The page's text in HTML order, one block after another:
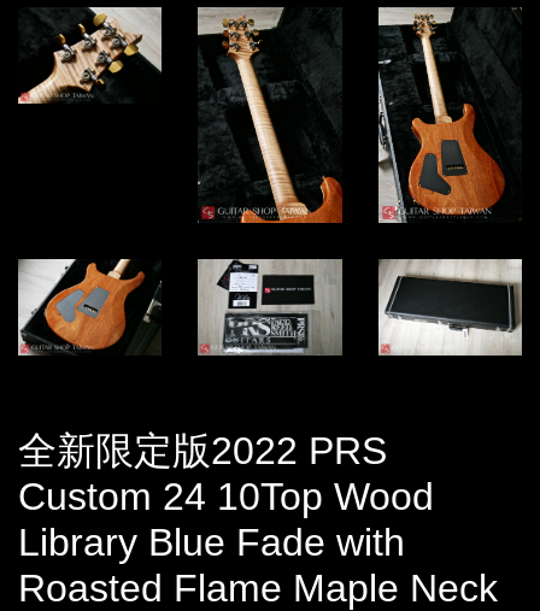
全新限定版2022 PRS
Custom 24 10Top Wood
Library Blue Fade with
Roasted Flame Maple Neck